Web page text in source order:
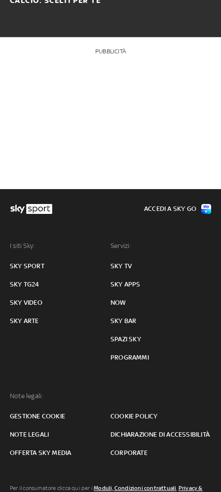
PUBBLICITÀ
I siti Sky:
SKY SPORT
SKY TG24
SKY VIDEO
SKY ARTE
Servizi:
SKY TV
SKY APPS
NOW
SKY BAR
SPAZI SKY
PROGRAMMI
Note legali:
GESTIONE COOKIE COOKIE POLICY
NOTE LEGALI DICHIARAZIONE DI ACCESSIBILITÀ
OFFERTA SKY MEDIA CORPORATE
ACCEDI A SKY GO
Per il consumatore clicca qui per iModuli, Condizioni contrattuali, Privacy &